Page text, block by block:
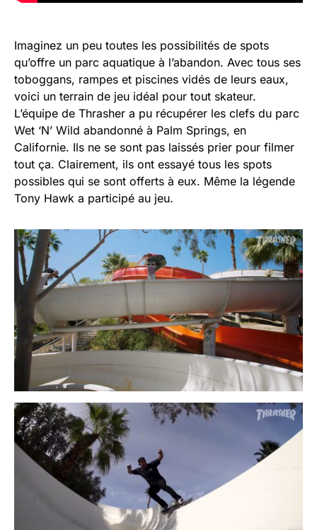
Imaginez un peu toutes les possibilités de spots
qu’offre un parc aquatique à l’abandon. Avec tous ses
toboggans, rampes et piscines vidés de leurs eaux,
voici un terrain de jeu idéal pour tout skateur.
L’équipe de Thrasher a pu récupérer les clefs du parc
Wet ‘N’ Wild abandonné à Palm Springs, en
Californie. Ils ne se sont pas laissés prier pour filmer
tout ça. Clairement, ils ont essayé tous les spots
possibles qui se sont offerts à eux. Même la légende
Tony Hawk a participé au jeu.